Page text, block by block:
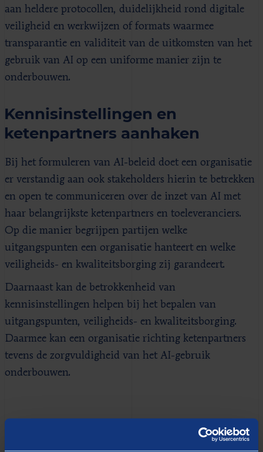
aan heldere protocollen, duidelijkheid rond digitale
veiligheid en werkwijzen of formats waarmee
transparantie en validiteit van de uitkomsten van het
gebruik van AI op een uniforme manier zijn te
onderbouwen.
Kennisinstellingen en
ketenpartners aanhaken
Bij het formuleren van AI-beleid doet een organisatie
er verstandig aan ook stakeholders hierin te betrekken
en open te communiceren over de inzet van AI met
haar belangrijkste ketenpartners en toeleveranciers.
Op die manier begrijpen partijen welke
uitgangspunten een organisatie hanteert en welke
veiligheids- en kwaliteitsborging zij garandeert.
Daarnaast kan de betrokkenheid van
kennisinstellingen helpen bij het bepalen van
uitgangspunten, veiligheids- en kwaliteitsborging.
Daarmee kan een organisatie richting ketenpartners
tevens de zorgvuldigheid van het AI-gebruik
onderbouwen.